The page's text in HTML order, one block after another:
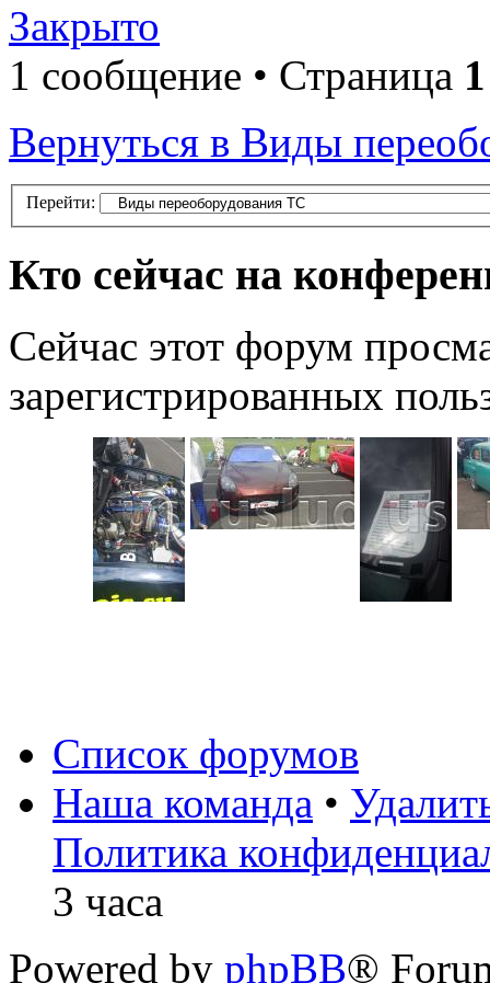
Закрыто
1 сообщение • Страница 1
Вернуться в Виды
Перейти:
Кто сейчас на
Сейчас этот форум
зарегистрированных
Список форумов
Наша команда •
Политика
3 часа
Powered by phpBB®